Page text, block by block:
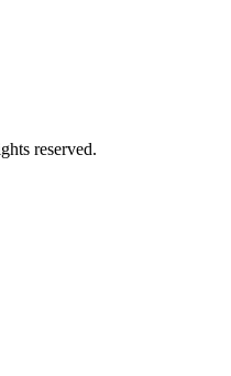
reserved.